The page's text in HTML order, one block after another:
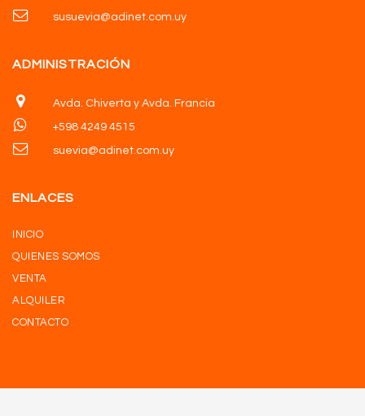
susuevia@adinet.com.uy
ADMINISTRACIÓN
Avda. Chiverta y Avda. Francia
+598 4249 4515
suevia@adinet.com.uy
ENLACES
INICIO
QUIENES SOMOS
VENTA
ALQUILER
CONTACTO